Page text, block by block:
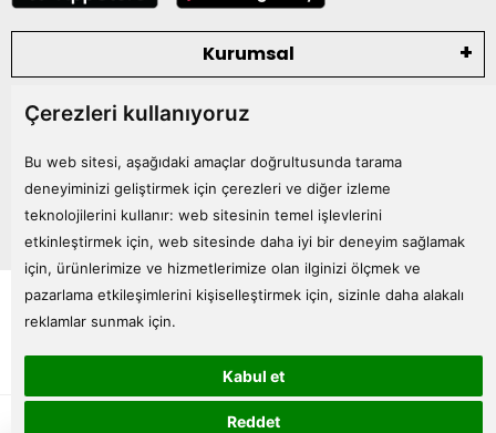
Çerezleri kullanıyoruz
Bu web sitesi, aşağıdaki amaçlar doğrultusunda tarama
deneyiminizi geliştirmek için çerezleri ve diğer izleme
teknolojilerini kullanır: web sitesinin temel işlevlerini
etkinleştirmek için, web sitesinde daha iyi bir deneyim sağlamak
için, ürünlerimize ve hizmetlerimize olan ilginizi ölçmek ve
pazarlama etkileşimlerini kişiselleştirmek için, sizinle daha alakalı
reklamlar sunmak için.
Kabul et
Reddet
Kurumsal
Kategoriler
Bize Ulaşın
Tüm bilgileriniz 256bit SSL Sertifikası ile korunmaktadır.
© 2024
superKET E-ticaret ve Pazaryeri Entegrasyon Çözümleri